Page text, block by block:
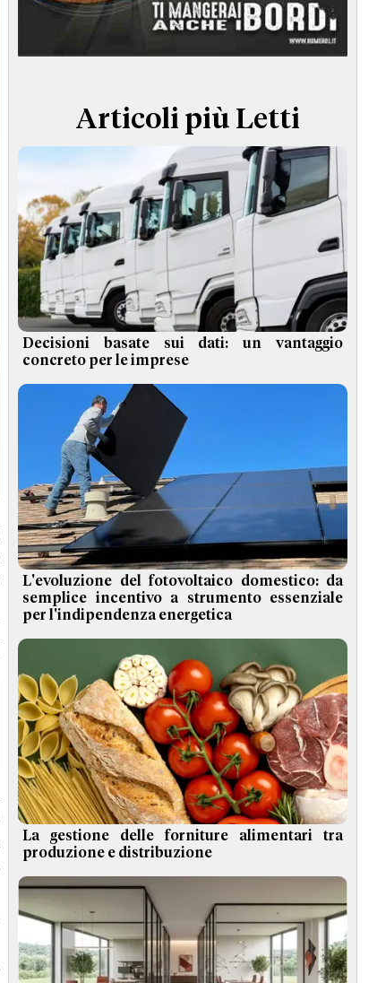
TERMINI e CONDIZIONI
Articoli più Letti
Decisioni basate sui dati: un vantaggio
concreto per le imprese
L'evoluzione del fotovoltaico domestico: da
semplice incentivo a strumento essenziale
per l'indipendenza energetica
La gestione delle forniture alimentari tra
produzione e distribuzione